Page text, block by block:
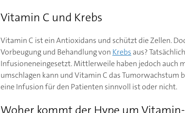
Vitamin C und Krebs
Vitamin C ist ein Antioxidans und schützt die Zellen.
Vorbeugung und Behandlung von Krebs aus?
Infusioneneingesetzt. Mittlerweile haben jedoch auch
umschlagen kann und Vitamin C das Tumorwachstum
eine Infusion für den Patienten sinnvoll ist oder nicht.